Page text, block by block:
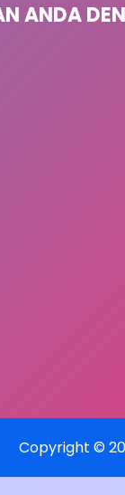
ANDA
Copyright ©